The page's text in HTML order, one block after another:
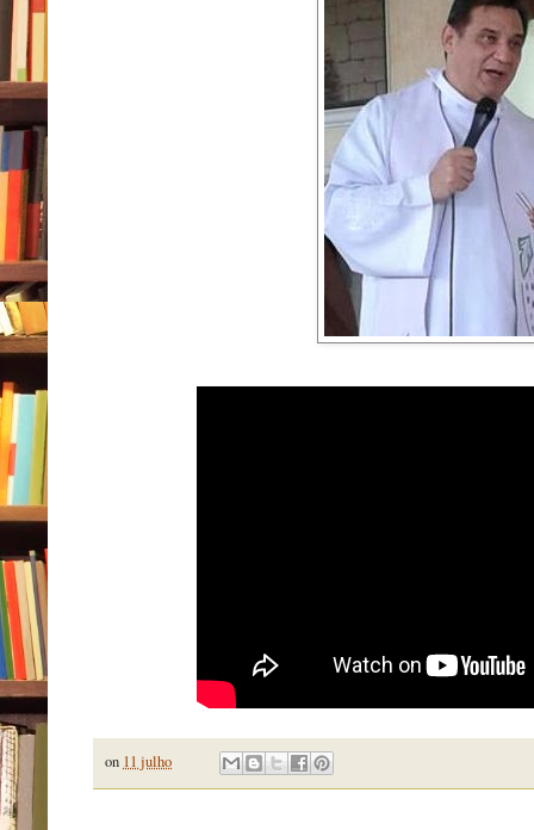
on 11 julho